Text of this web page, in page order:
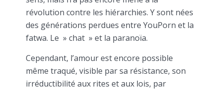
révolution contre les hiérarchies. Y sont nées
des générations perdues entre YouPorn et la
fatwa. Le » chat » et la paranoïa.
Cependant, l’amour est encore possible
même traqué, visible par sa résistance, son
irréductibilité aux rites et aux lois, par